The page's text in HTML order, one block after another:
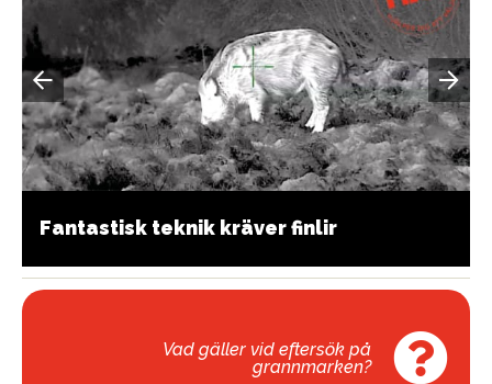
Fantastisk teknik kräver finlir
Vad gäller vid eftersök på
grannmarken?